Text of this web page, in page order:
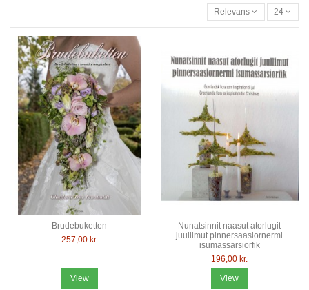
Relevans 24
Brudebuketten
257,00 kr.
View
Nunatsinnit naasut atorlugit
juullimut pinnersaasiornermi
isumassarsiorfik
196,00 kr.
View